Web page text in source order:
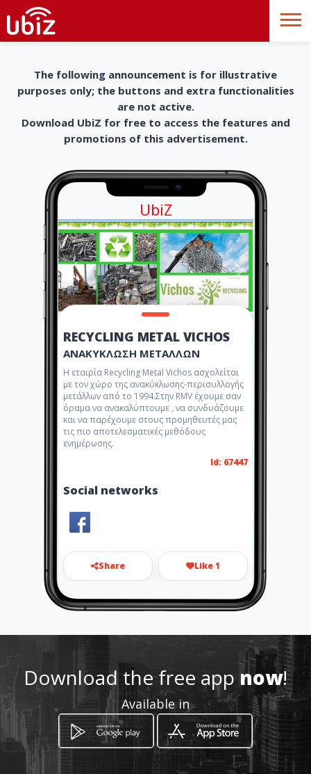
The following announcement is for illustrative
purposes only; the buttons and extra functionalities
are not active.
Download UbiZ for free to access the features and
promotions of this advertisement.
UbiZ
RECYCLING METAL VICHOS
ΑΝΑΚΥΚΛΩΣΗ ΜΕΤΑΛΛΩΝ
Η εταιρία Recycling Metal Vichos ασχολείται
με τον χώρο της ανακύκλωσης-περισυλλογής
μετάλλων από το 1994.Στην RMV έχουμε σαν
όραμα να ανακαλύπτουμε , να συνδυάζουμε
και να παρέχουμε στους προμηθευτές μας
τις πιο αποτελεσματικές μεθόδους
ενημέρωσης.
Id: 67447
Social networks
Share Like 1
info@rmv.gr
http://rmv.gr/
Location -
Download the free appnow!
Available in